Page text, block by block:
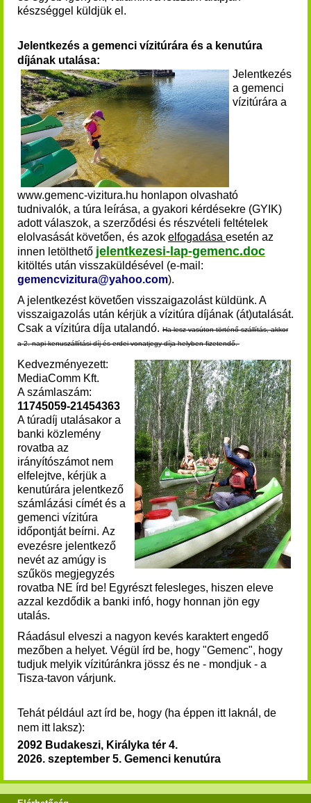
készséggel küldjük el.
Jelentkezés a gemenci vízitúrára és a kenutúra
díjának utalása:
Jelentkezés
a gemenci
vízitúrára a
www.gemenc-vizitura.hu honlapon olvasható
tudnivalók, a túra leírása, a gyakori kérdésekre (GYIK)
adott válaszok, a szerződési és részvételi feltételek
elolvasását követően, és azok elfogadása esetén az
innen letölthető jelentkezesi-lap-gemenc.doc
kitöltés után visszaküldésével (e-mail:
gemencvizitura@yahoo.com).
A jelentkezést követően visszaigazolást küldünk. A
visszaigazolás után kérjük a vízitúra díjának (át)utalását.
Csak a vízitúra díja utalandó. Ha lesz vasúton történő szállítás, akkor
a 2. napi kenuszállítási díj és erdei vonatjegy díja helyben fizetendő.
Kedvezményezett:
MediaComm Kft.
A számlaszám:
11745059-21454363
A túradíj utalásakor a
banki közlemény
rovatba az
irányítószámot nem
elfelejtve, kérjük a
kenutúrára jelentkező
számlázási címét és a
gemenci vízitúra
időpontját beírni. Az
evezésre jelentkező
nevét az amúgy is
szűkös megjegyzés
rovatba NE írd be! Egyrészt felesleges, hiszen eleve
azzal kezdődik a banki infó, hogy honnan jön egy
utalás.
Ráadásul elveszi a nagyon kevés karaktert engedő
mezőben a helyet. Végül írd be, hogy "Gemenc", hogy
tudjuk melyik vízitúránkra jössz és ne - mondjuk - a
Tisza-tavon várjunk.
Tehát például azt írd be, hogy (ha éppen itt laknál, de
nem itt laksz):
2092 Budakeszi, Királyka tér 4.
2026. szeptember 5. Gemenci kenutúra